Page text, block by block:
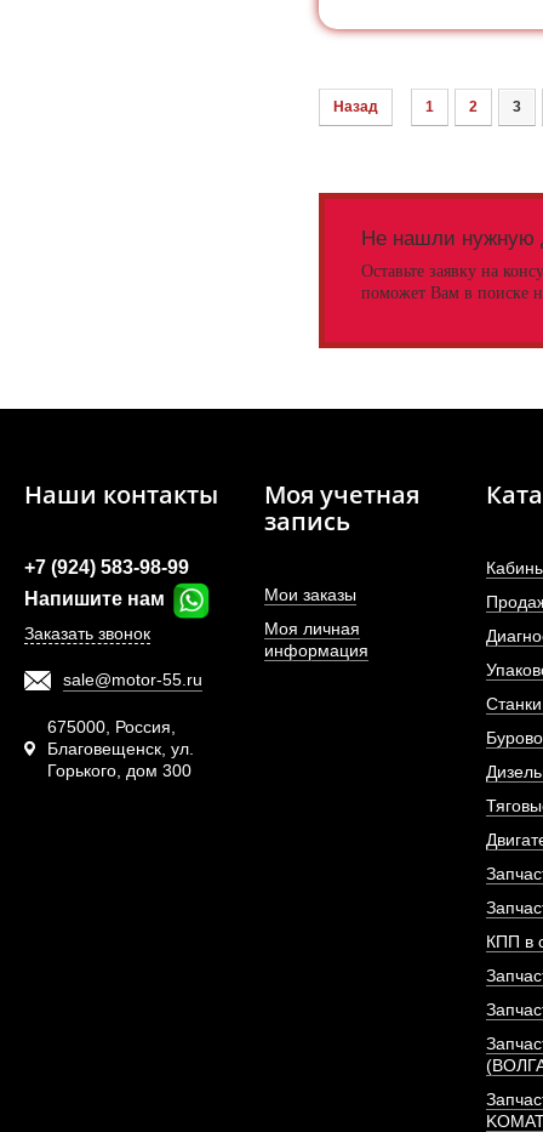
Назад 1 2 3
Не нашли нужную
Оставьте заявку на
поможет Вам в поиске
Наши контакты
+7 (924) 583-98-99
Напишите нам
Заказать звонок
sale@motor-55.ru
675000, Россия,
Благовещенск, ул.
Горького, дом 300
Моя учетная
запись
Мои заказы
Моя личная
информация
КПП в